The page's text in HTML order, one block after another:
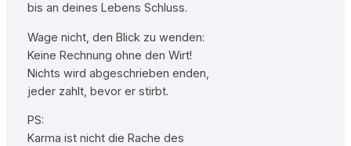
bis an deines Lebens Schluss.
Wage nicht, den Blick zu wenden:
Keine Rechnung ohne den Wirt!
Nichts wird abgeschrieben enden,
jeder zahlt, bevor er stirbt.
PS:
Karma ist nicht die Rache des